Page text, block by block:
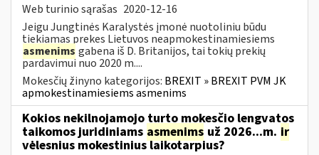
Web turinio sąrašas 2020-12-16
Jeigu Jungtinės Karalystės įmonė nuotoliniu būdu
tiekiamas prekes Lietuvos neapmokestinamiesiems
asmenims gabena iš D. Britanijos, tai tokių prekių
pardavimui nuo 2020 m....
Mokesčių žinyno kategorijos: BREXIT » BREXIT PVM JK
apmokestinamiesiems asmenims
Kokios nekilnojamojo turto mokesčio lengvatos
taikomos juridiniams asmenims už 2026...m. ir
vėlesnius mokestinius laikotarpius?